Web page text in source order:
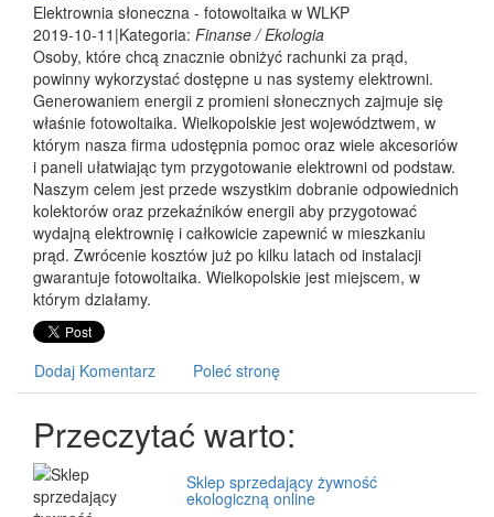
Elektrownia słoneczna - fotowoltaika w WLKP
2019-10-11 |Kategoria: Finanse / Ekologia
Osoby, które chcą znacznie obniżyć rachunki za prąd,
powinny wykorzystać dostępne u nas systemy elektrowni.
Generowaniem energii z promieni słonecznych zajmuje się
właśnie fotowoltaika. Wielkopolskie jest województwem, w
którym nasza firma udostępnia pomoc oraz wiele akcesoriów
i paneli ułatwiając tym przygotowanie elektrowni od podstaw.
Naszym celem jest przede wszystkim dobranie odpowiednich
kolektorów oraz przekaźników energii aby przygotować
wydajną elektrownię i całkowicie zapewnić w mieszkaniu
prąd. Zwrócenie kosztów już po kilku latach od instalacji
gwarantuje fotowoltaika. Wielkopolskie jest miejscem, w
którym działamy.
Dodaj Komentarz Poleć stronę
Przeczytać warto:
Sklep sprzedający żywność
ekologiczną online